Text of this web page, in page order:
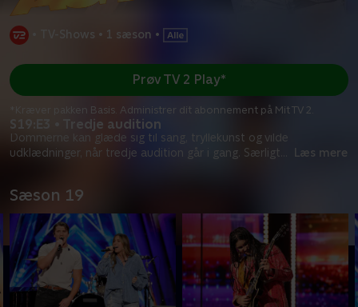
TV-Shows • 1 sæson •
S19:E3 • Tredje audition
Dommerne kan glæde sig til sang, tryllekunst og vilde
udklædninger, når tredje audition går i gang. Særligt
Læs mere
Prøv TV 2 Play*
*Kræver pakken Basis. Administrer dit abonnement på Mit TV 2.
Sæson 19